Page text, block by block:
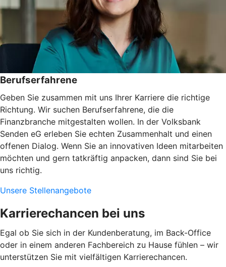
Berufserfahrene
Geben Sie zusammen mit uns Ihrer Karriere die richtige
Richtung. Wir suchen Berufserfahrene, die die
Finanzbranche mitgestalten wollen. In der Volksbank
Senden eG erleben Sie echten Zusammenhalt und einen
offenen Dialog. Wenn Sie an innovativen Ideen mitarbeiten
möchten und gern tatkräftig anpacken, dann sind Sie bei
uns richtig.
Unsere Stellenangebote
Karrierechancen bei uns
Egal ob Sie sich in der Kundenberatung, im Back-Office
oder in einem anderen Fachbereich zu Hause fühlen – wir
unterstützen Sie mit vielfältigen Karrierechancen.